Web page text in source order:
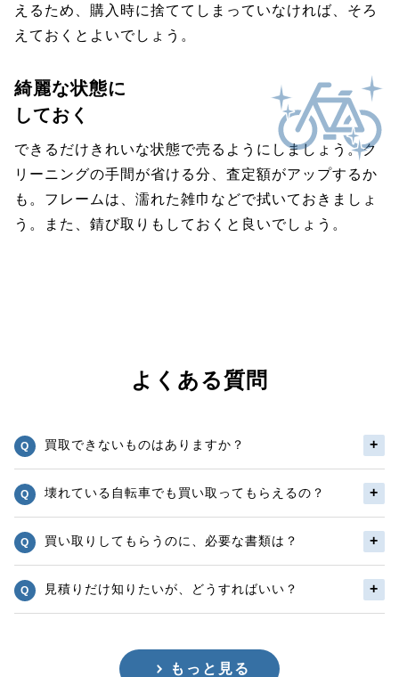
えるため、購入時に捨ててしまっていなければ、そろ
えておくとよいでしょう。
綺麗な状態に
しておく
できるだけきれいな状態で売るようにしましょう。ク
リーニングの手間が省ける分、査定額がアップするか
も。フレームは、濡れた雑巾などで拭いておきましょ
う。また、錆び取りもしておくと良いでしょう。
よくある質問
買取できないものはありますか？
壊れている自転車でも買い取ってもらえるの？
買い取りしてもらうのに、必要な書類は？
見積りだけ知りたいが、どうすればいい？
もっと見る